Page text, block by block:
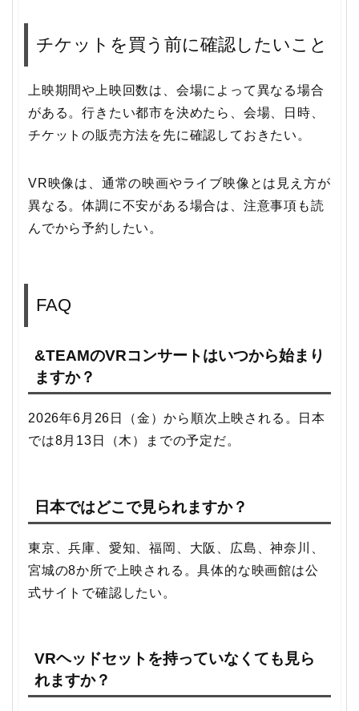
チケットを買う前に確認したいこと
上映期間や上映回数は、会場によって異なる場合
がある。行きたい都市を決めたら、会場、日時、
チケットの販売方法を先に確認しておきたい。
VR映像は、通常の映画やライブ映像とは見え方が
異なる。体調に不安がある場合は、注意事項も読
んでから予約したい。
FAQ
&TEAMのVRコンサートはいつから始まり
ますか？
2026年6月26日（金）から順次上映される。日本
では8月13日（木）までの予定だ。
日本ではどこで見られますか？
東京、兵庫、愛知、福岡、大阪、広島、神奈川、
宮城の8か所で上映される。具体的な映画館は公
式サイトで確認したい。
VRヘッドセットを持っていなくても見ら
れますか？